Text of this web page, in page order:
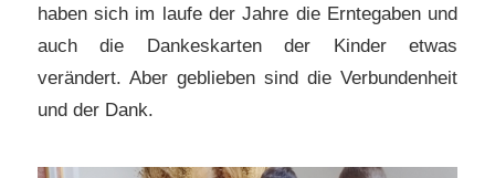
haben sich im laufe der Jahre die Erntegaben und
auch die Dankeskarten der Kinder etwas
verändert. Aber geblieben sind die Verbundenheit
und der Dank.